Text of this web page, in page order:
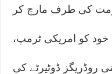
کی طرف مارچ کر
خود کو امریکی ٹرمپ،
روڈریگز ڈوٹیرٹے کی